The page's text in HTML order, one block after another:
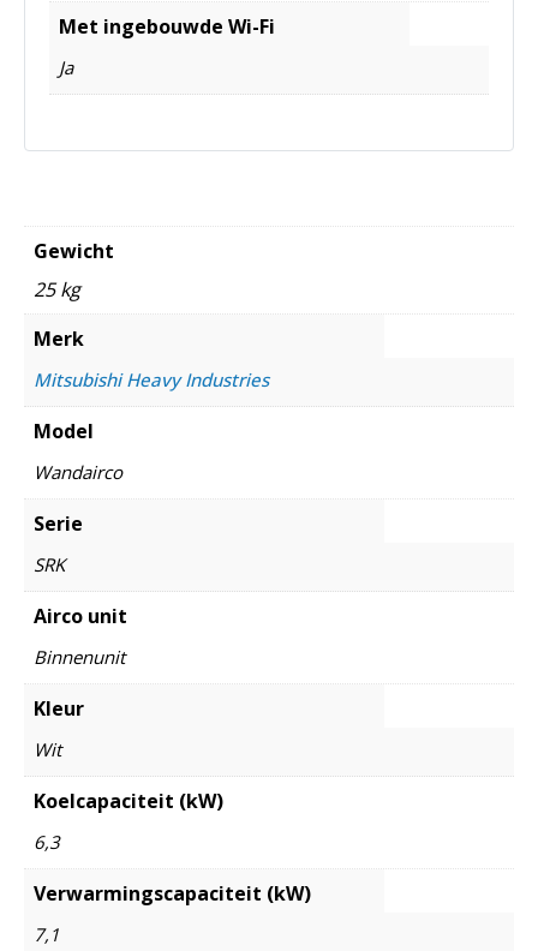
Met ingebouwde Wi-Fi
Ja
Gewicht
25 kg
Merk
Mitsubishi Heavy Industries
Model
Wandairco
Serie
SRK
Airco unit
Binnenunit
Kleur
Wit
Koelcapaciteit (kW)
6,3
Verwarmingscapaciteit (kW)
7,1